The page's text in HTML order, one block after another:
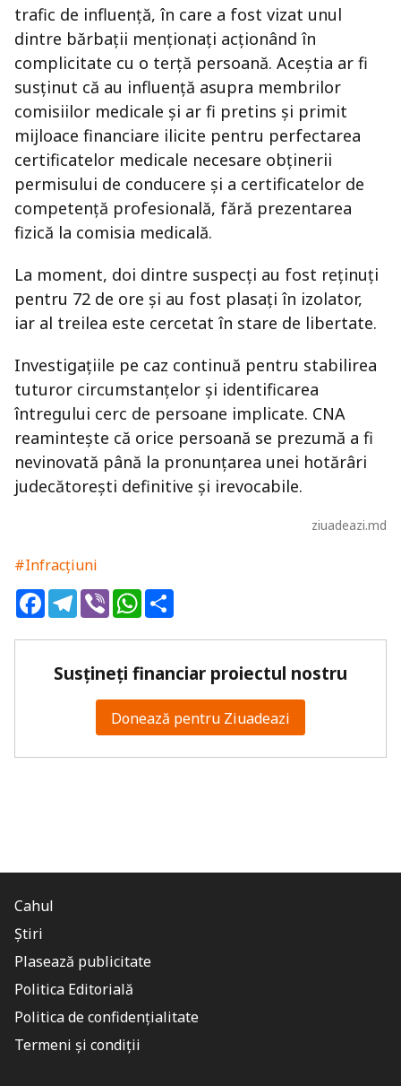
trafic de influență, în care a fost vizat unul
dintre bărbații menționați acționând în
complicitate cu o terță persoană. Aceștia ar fi
susținut că au influență asupra membrilor
comisiilor medicale și ar fi pretins și primit
mijloace financiare ilicite pentru perfectarea
certificatelor medicale necesare obținerii
permisului de conducere și a certificatelor de
competență profesională, fără prezentarea
fizică la comisia medicală.
La moment, doi dintre suspecți au fost reținuți
pentru 72 de ore și au fost plasați în izolator,
iar al treilea este cercetat în stare de libertate.
Investigațiile pe caz continuă pentru stabilirea
tuturor circumstanțelor și identificarea
întregului cerc de persoane implicate. CNA
reamintește că orice persoană se prezumă a fi
nevinovată până la pronunțarea unei hotărâri
judecătorești definitive și irevocabile.
ziuadeazi.md
#Infracțiuni
FacebookTelegram
ViberWhatsApp
Susțineți financiar proiectul nostru
Donează pentru Ziuadeazi
Cahul
Știri
Plasează publicitate
Politica Editorială
Politica de confidențialitate
Termeni și condiții